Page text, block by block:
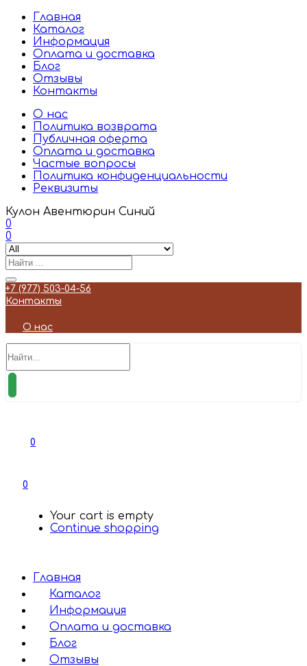
Главная
Каталог
Информация
Оплата и доставка
Блог
Отзывы
Контакты
О нас
Политика возврата
Публичная оферта
Оплата и доставка
Частые вопросы
Политика конфиденциальности
Реквизиты
Кулон Авентюрин Синий
0
0
+7 (977) 503-04-56
Контакты
О нас
0
0
Your cart is empty
Continue shopping
Главная
Каталог
Информация
Оплата и доставка
Блог
Отзывы